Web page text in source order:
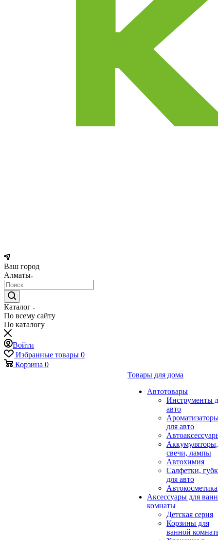
Ваш город
Алматы
Каталог
По всему сайту
По каталогу
Войти
Избранные товары 0
Корзина 0
Товары для дома
Автотовары
Инструменты
авто
для авто
Аккумуляторы,
свечи, лампы
Автохимия
Салфетки,
для авто
Автокосметика
Аксессуары для
комнаты
Детская серия
Корзины для
ванной